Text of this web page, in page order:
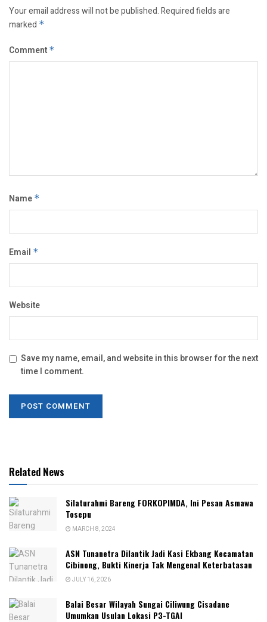
Your email address will not be published.Required fields are
marked *
Comment *
Name *
Email *
Website
Save my name, email, and website in this browser for the next
time I comment.
Related News
Silaturahmi Bareng FORKOPIMDA, Ini Pesan Asmawa
Tosepu
MARCH 8, 2024
ASN Tunanetra Dilantik Jadi Kasi Ekbang Kecamatan
Cibinong, Bukti Kinerja Tak Mengenal Keterbatasan
JULY 16, 2026
Balai Besar Wilayah Sungai Ciliwung Cisadane
Umumkan Usulan Lokasi P3-TGAI